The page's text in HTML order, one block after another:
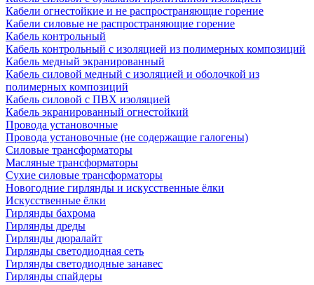
Кабели огнестойкие и не распространяющие горение
Кабели силовые не распространяющие горение
Кабель контрольный
Кабель контрольный с изоляцией из полимерных композиций
Кабель медный экранированный
Кабель силовой медный с изоляцией и оболочкой из
полимерных композиций
Кабель силовой с ПВХ изоляцией
Кабель экранированный огнестойкий
Провода установочные
Провода установочные (не содержащие галогены)
Силовые трансформаторы
Масляные трансформаторы
Сухие силовые трансформаторы
Новогодние гирлянды и искусственные ёлки
Искусственные ёлки
Гирлянды бахрома
Гирлянды дреды
Гирлянды дюралайт
Гирлянды светодиодная сеть
Гирлянды светодиодные занавес
Гирлянды спайдеры